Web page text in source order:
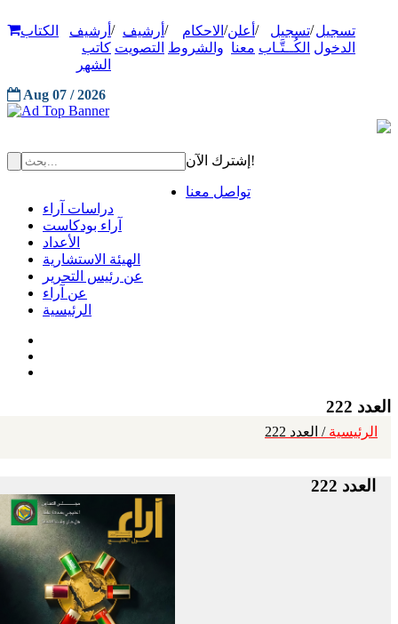
تسجيل
الدخول
/تسجيل
الكُــتَّـاب
/ أعلن
معنا
/ الاحكام
والشروط
/ أرشيف
التصويت
/ أرشيف
كاتب
الشهر
الكتاب
Aug 07 / 2026
إشترك الآن!
تواصل معنا
دراسات آراء
آراء بودكاست
الأعداد
الهيئة الاستشارية
عن رئيس التحرير
عن آراء
الرئيسية
العدد 222
الرئيسية / العدد 222
العدد 222